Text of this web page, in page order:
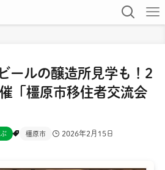
ールの醸造所見学も！2
「橿原市移住者交流会
橿原市 2026年2月15日